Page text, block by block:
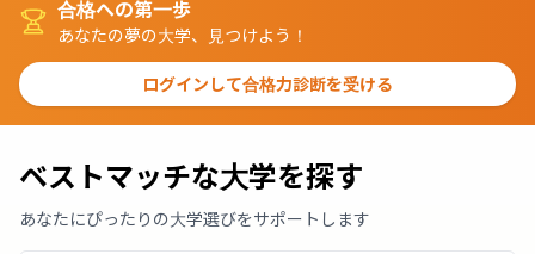
合格への第一歩
あなたの夢の大学、見つけよう！
ログインして合格力診断を受ける
ベストマッチな大学を探す
あなたにぴったりの大学選びをサポートします